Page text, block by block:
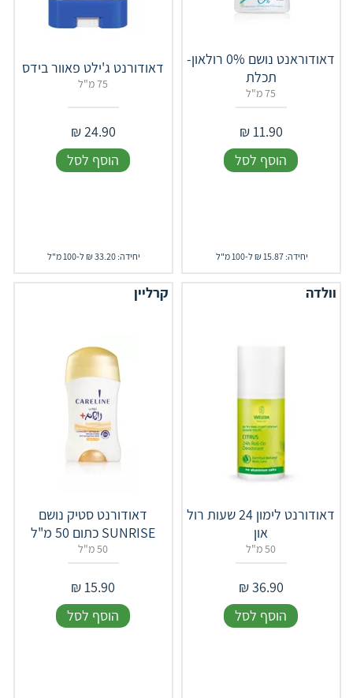
דאודוראנט נושם 0% רולאון-
תכלת
75 מ"ל
11.90
₪
הוסף לסל
יחידה: 15.87 ₪ ל-100 מ"ל
דאודורנט ג'ילט פאוור בידס
75 מ"ל
24.90
₪
הוסף לסל
יחידה: 33.20 ₪ ל-100 מ"ל
וולדה
דאודורנט לימון 24 שעות רול
און
50 מ"ל
36.90
₪
הוסף לסל
קרליין
דאודורנט סטיק נושם
SUNRISE כתום 50 מ"ל
50 מ"ל
15.90
₪
הוסף לסל